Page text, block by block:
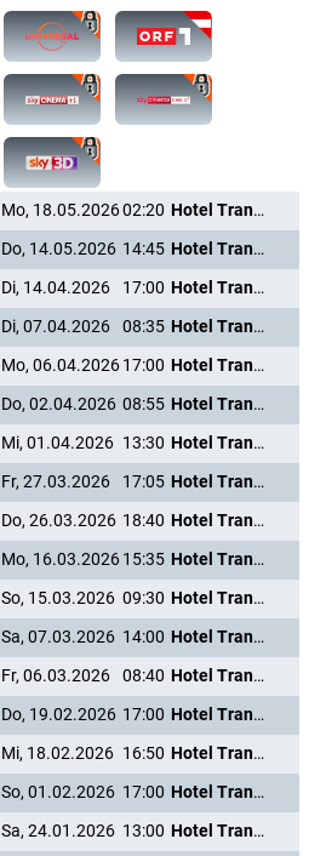
Mo, 18.05.202602:20
Hotel Transsilvanien 2
Do, 14.05.2026 14:45
Hotel Transsilvanien 2
Di, 14.04.2026 17:00
Hotel Transsilvanien 2
Di, 07.04.2026 08:35
Hotel Transsilvanien 2
Mo, 06.04.202617:00
Hotel Transsilvanien 2
Do, 02.04.2026 08:55
Hotel Transsilvanien 2
Mi, 01.04.2026 13:30
Hotel Transsilvanien 2
Fr, 27.03.2026 17:05
Hotel Transsilvanien 2
Do, 26.03.2026 18:40
Hotel Transsilvanien 2
Mo, 16.03.202615:35
Hotel Transsilvanien 2
So, 15.03.2026 09:30
Hotel Transsilvanien 2
Sa, 07.03.2026 14:00
Hotel Transsilvanien 2
Fr, 06.03.2026 08:40
Hotel Transsilvanien 2
Do, 19.02.2026 17:00
Hotel Transsilvanien 2
Mi, 18.02.2026 16:50
Hotel Transsilvanien 2
So, 01.02.2026 17:00
Hotel Transsilvanien 2
Sa, 24.01.2026 13:00
Hotel Transsilvanien 2